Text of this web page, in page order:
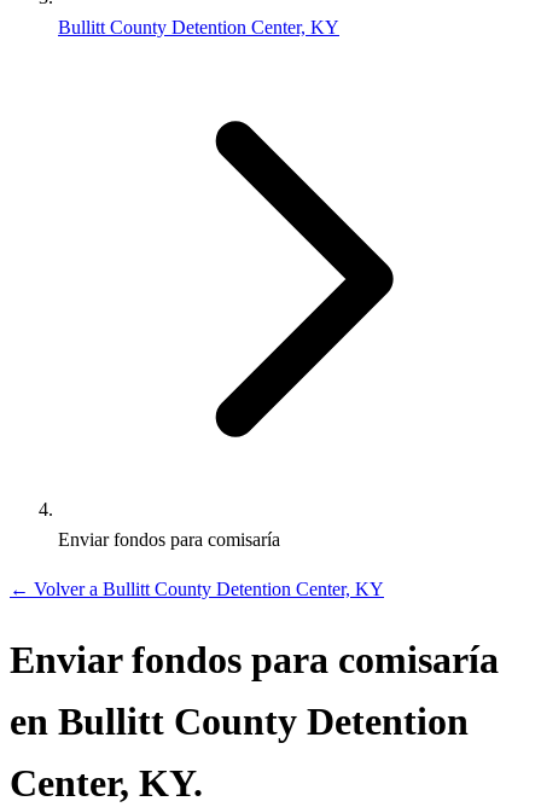
Bullitt County Detention Center, KY
Enviar fondos para comisaría
← Volver a Bullitt County Detention Center, KY
Enviar fondos para comisaría
en Bullitt County Detention
Center, KY.